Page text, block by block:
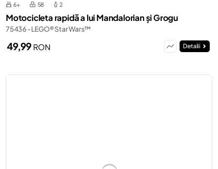
6+ 58 2
Motocicleta rapidă a lui Mandalorian și Grogu
75436 - LEGO® Star Wars™
49,99RON Detalii